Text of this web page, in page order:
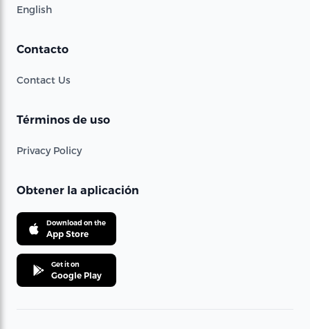
English
Contacto
Contact Us
Términos de uso
Privacy Policy
Obtener la aplicación
Download on the
App Store
Get it on
Google Play